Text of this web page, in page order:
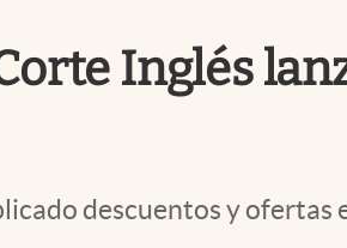
Inglés
descuentos y